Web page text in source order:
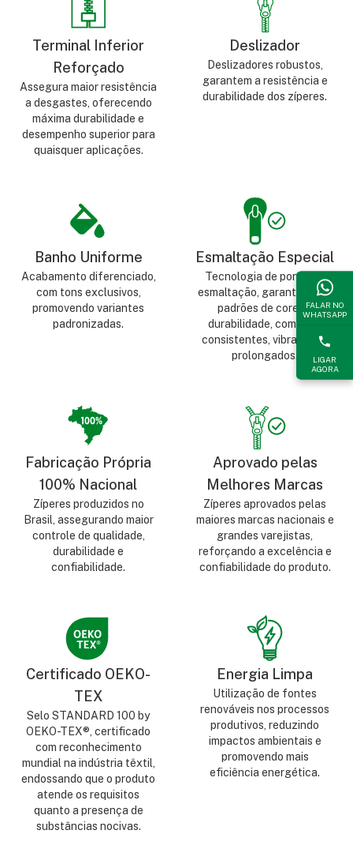
Terminal Inferior
Reforçado
Assegura maior resistência
a desgastes, oferecendo
máxima durabilidade e
desempenho superior para
quaisquer aplicações.
Deslizador
Deslizadores robustos,
garantem a resistência e
durabilidade dos zíperes.
Banho Uniforme
Acabamento diferenciado,
com tons exclusivos,
promovendo variantes
padronizadas.
Esmaltação Especial
Tecnologia de ponta na
esmaltação, garantindo os
padrões de cores e
durabilidade, com tons
consistentes, vibrantes e
prolongados.
Fabricação Própria
100% Nacional
Zíperes produzidos no
Brasil, assegurando maior
controle de qualidade,
durabilidade e
confiabilidade.
Aprovado pelas
Melhores Marcas
Zíperes aprovados pelas
maiores marcas nacionais e
grandes varejistas,
reforçando a excelência e
confiabilidade do produto.
Certificado OEKO-
TEX
Selo STANDARD 100 by
OEKO-TEX®, certificado
com reconhecimento
mundial na indústria têxtil,
endossando que o produto
atende os requisitos
quanto a presença de
substâncias nocivas.
Energia Limpa
Utilização de fontes
renováveis nos processos
produtivos, reduzindo
impactos ambientais e
promovendo mais
eficiência energética.
FALAR NO
WHATSAPP
LIGAR
AGORA